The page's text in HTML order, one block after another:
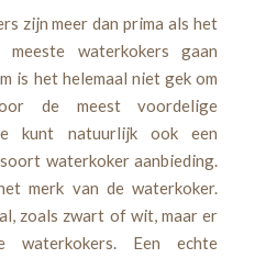
zijn meer dan prima als het
waterkokers gaan
is het helemaal niet gek om
de meest voordelige
kunt natuurlijk ook een
waterkoker aanbieding.
merk van de waterkoker.
zoals zwart of wit, maar er
waterkokers. Een echte